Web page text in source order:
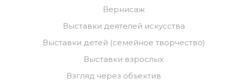
Вернисаж
Выставки деятелей искусства
Выставки детей (семейное творчество)
Выставки взрослых
Взгляд через объектив